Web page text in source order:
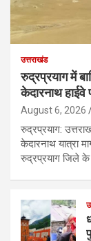
उत्तराखंड
रुद्रप्रयाग में
केदारनाथ हाईवे
August 6, 2026
रुद्रप्रयाग:
केदारनाथ यात्रा
रुद्रप्रयाग जिले के